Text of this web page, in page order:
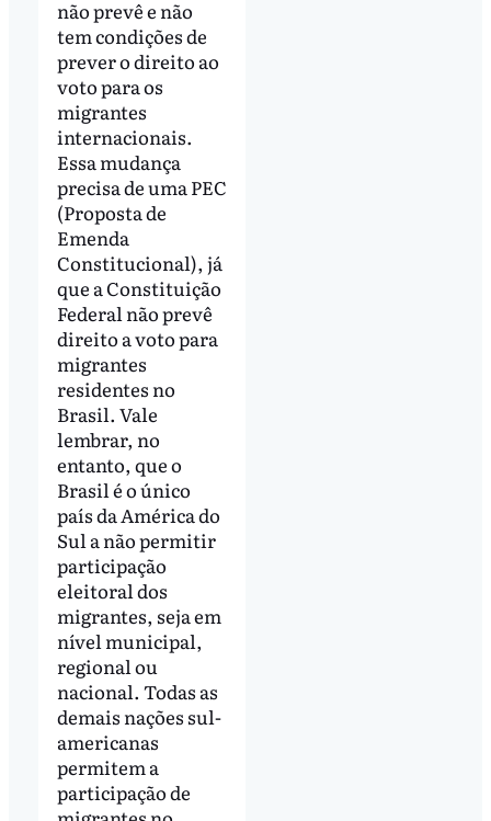
não prevê e não
tem condições de
prever o direito ao
voto para os
migrantes
internacionais.
Essa mudança
precisa de uma PEC
(Proposta de
Emenda
Constitucional), já
que a Constituição
Federal não prevê
direito a voto para
migrantes
residentes no
Brasil. Vale
lembrar, no
entanto, que o
Brasil é o único
país da América do
Sul a não permitir
participação
eleitoral dos
migrantes, seja em
nível municipal,
regional ou
nacional. Todas as
demais nações sul-
americanas
permitem a
participação de